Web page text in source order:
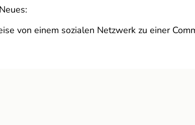
von einem sozialen Netzwerk zu einer